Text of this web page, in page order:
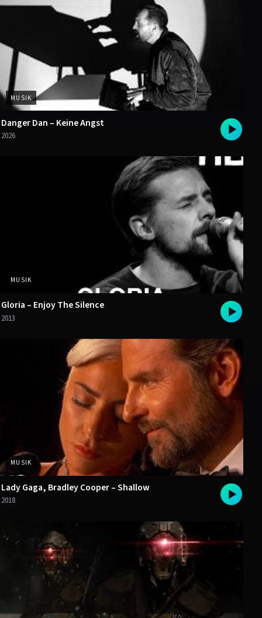
MUSIK
Danger Dan – Keine Angst
2026
MUSIK
Gloria – Enjoy The Silence
2013
MUSIK
Lady Gaga, Bradley Cooper – Shallow
2018